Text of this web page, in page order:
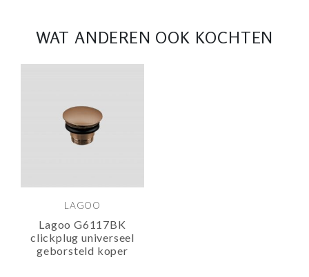
WAT ANDEREN OOK KOCHTEN
LAGOO
Lagoo G6117BK
clickplug universeel
geborsteld koper